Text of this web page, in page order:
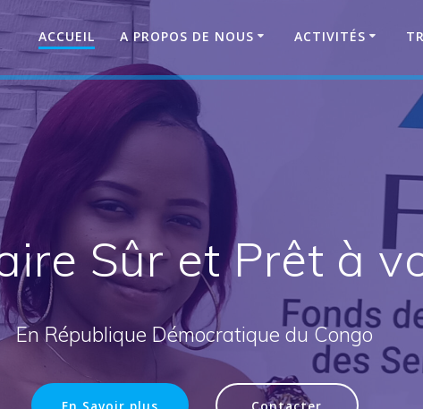
ACCUEIL A PROPOS DE NOUS ACTIVITÉS
Sûr et Prêt à
En République Démocratique du Congo